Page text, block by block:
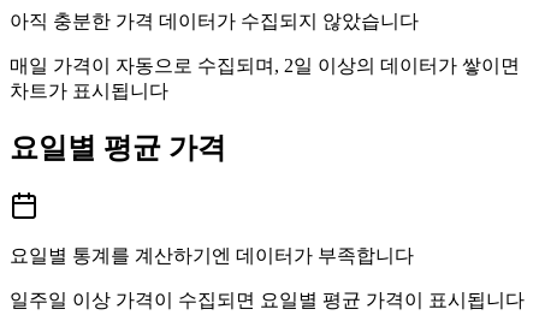
아직 충분한 가격 데이터가 수집되지 않았습니다
매일 가격이 자동으로 수집되며, 2일 이상의 데이터가 쌓이면
차트가 표시됩니다
요일별 평균 가격
요일별 통계를 계산하기엔 데이터가 부족합니다
일주일 이상 가격이 수집되면 요일별 평균 가격이 표시됩니다